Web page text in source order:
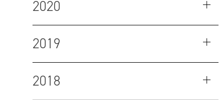
2020
2019
2018